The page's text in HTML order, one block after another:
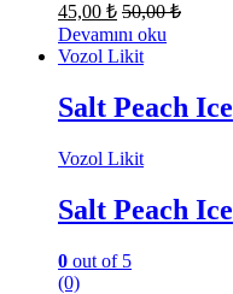
45,00 ₺ 50,00₺
Devamını oku
Vozol Likit
Salt Peach Ice
Vozol Likit
Salt Peach Ice
0 out of 5
(0)